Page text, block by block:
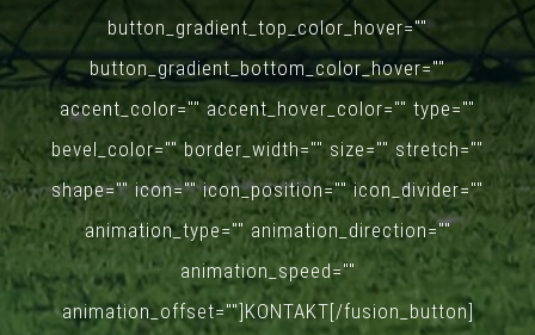
button_gradient_top_color_hover=""
button_gradient_bottom_color_hover=""
accent_color="" accent_hover_color="" type=""
bevel_color="" border_width="" size="" stretch=""
shape="" icon="" icon_position="" icon_divider=""
animation_type="" animation_direction=""
animation_speed=""
animation_offset=""]KONTAKT[/fusion_button]